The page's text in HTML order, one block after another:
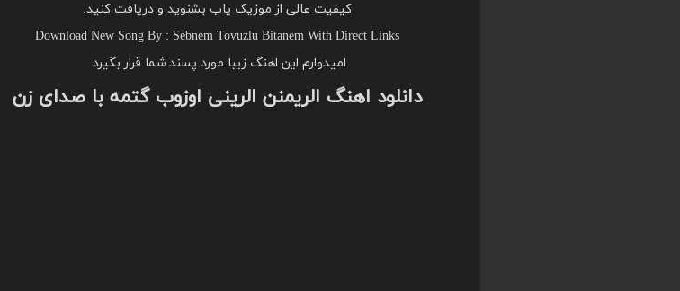
کیفیت عالی از موزیک یاب بشنوید و دریافت کنید.
Download New Song By : Sebnem Tovuzlu Bitanem With Direct Links
امیدوارم این اهنگ زیبا مورد پسند شما قرار بگیرد.
دانلود اهنگ الریمنن الرینی اوزوب گتمه با صدای زن